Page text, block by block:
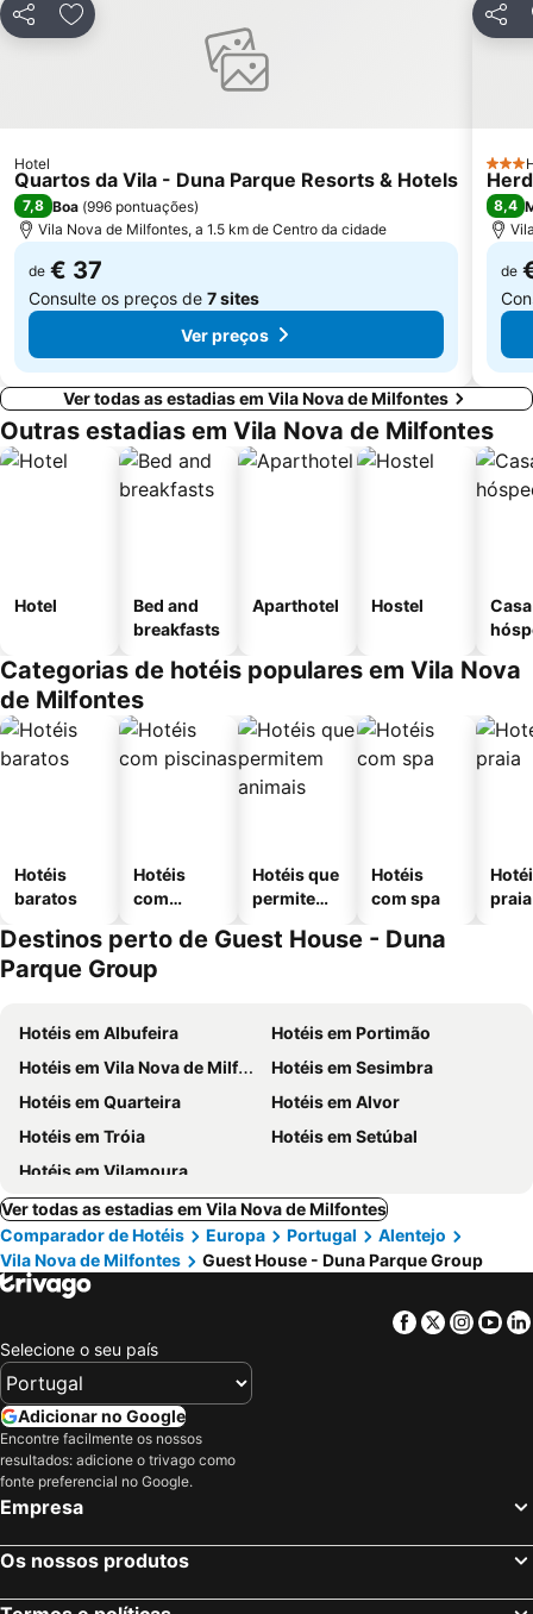
Picota
PartilharAdicionar aos favoritos
Hotel
Quartos da Vila - Duna Parque Resorts & Hotels
7,8 Boa (996 pontuações)
Vila Nova de Milfontes, a 1.5 km de Centro da cidade
de € 37
Consulte os preços de 7 sites
Ver preços
3
8,4
de
Ver todas as estadias em Vila Nova de Milfontes
Outras estadias em Vila Nova de Milfontes
Hotel
Bed and
breakfasts
Aparthotel Hostel
Categorias de hotéis populares em Vila Nova
de Milfontes
Hotéis
baratos
Hotéis
com
Hotéis que
permitem
Hotéis
com spa
praia
Destinos perto de Guest House - Duna
Parque Group
Hotéis em Albufeira
Hotéis em Portimão
Hotéis em Vila Nova de Milfontes
Hotéis em Sesimbra
Hotéis em Quarteira
Hotéis em Alvor
Hotéis em Tróia
Hotéis em Setúbal
Hotéis em Vilamoura
Ver todas as estadias em Vila Nova de Milfontes
Comparador de Hotéis
Europa Portugal
Alentejo
Vila Nova de Milfontes
Guest House - Duna Parque Group
Facebook
Twitter
Selecione o seu país
Adicionar no Google
Encontre facilmente os nossos
resultados: adicione o trivago como
fonte preferencial no Google.
Empresa
Os nossos produtos